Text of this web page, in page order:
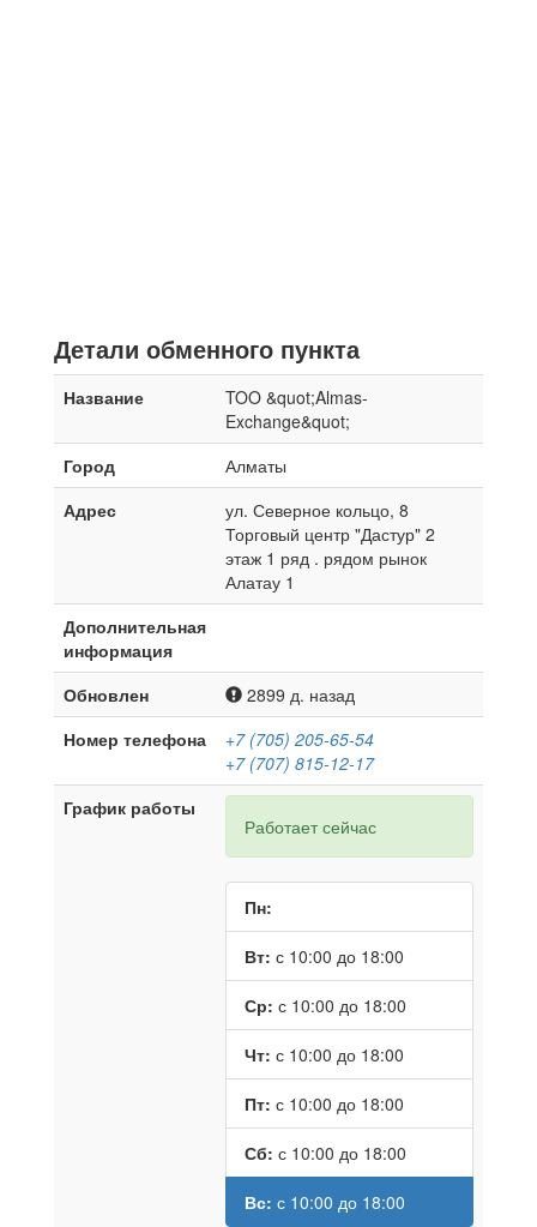
Детали обменного пункта
Название
TOO &quot;Almas-
Exchange&quot;
Город
Алматы
Адрес
ул. Северное кольцо, 8
Торговый центр "Дастур" 2
этаж 1 ряд . рядом рынок
Алатау 1
Дополнительная
информация
Обновлен
2899 д. назад
Номер телефона
+7 (705) 205-65-54
+7 (707) 815-12-17
График работы
Работает сейчас
Пн:
Вт: с 10:00 до 18:00
Ср: с 10:00 до 18:00
Чт: с 10:00 до 18:00
Пт: с 10:00 до 18:00
Сб: с 10:00 до 18:00
Вс: с 10:00 до 18:00